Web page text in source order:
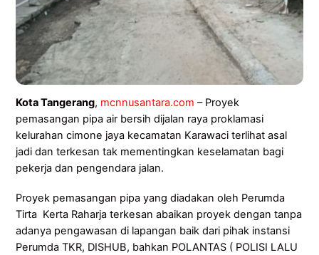
Kota Tangerang, mcnnusantara.com – Proyek
pemasangan pipa air bersih dijalan raya proklamasi
kelurahan cimone jaya kecamatan Karawaci terlihat asal
jadi dan terkesan tak mementingkan keselamatan bagi
pekerja dan pengendara jalan.
Proyek pemasangan pipa yang diadakan oleh Perumda
Tirta Kerta Raharja terkesan abaikan proyek dengan tanpa
adanya pengawasan di lapangan baik dari pihak instansi
Perumda TKR, DISHUB, bahkan POLANTAS ( POLISI LALU